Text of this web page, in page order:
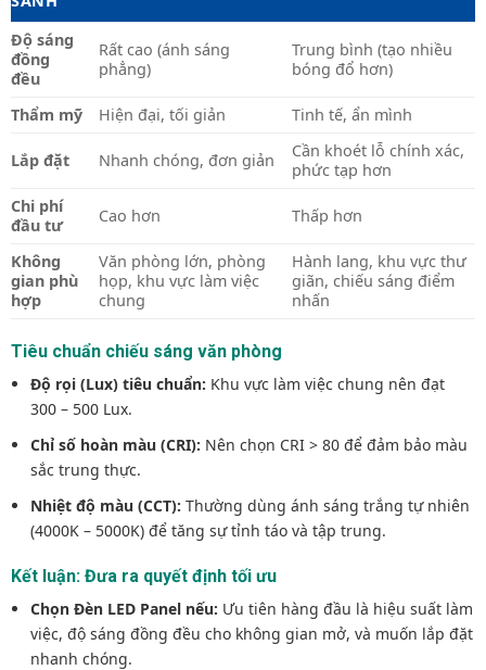
Độ sáng
đồng
đều
Rất cao (ánh sáng
phẳng)
Trung bình (tạo nhiều
bóng đổ hơn)
Thẩm mỹ Hiện đại, tối giản Tinh tế, ẩn mình
Lắp đặt Nhanh chóng, đơn giản
Cần khoét lỗ chính xác,
phức tạp hơn
Chi phí
đầu tư
Cao hơn Thấp hơn
Không
gian phù
hợp
Văn phòng lớn, phòng
họp, khu vực làm việc
chung
Hành lang, khu vực thư
giãn, chiếu sáng điểm
nhấn
Tiêu chuẩn chiếu sáng văn phòng
Độ rọi (Lux) tiêu chuẩn: Khu vực làm việc chung nên đạt
300 – 500 Lux.
Chỉ số hoàn màu (CRI): Nên chọn CRI > 80 để đảm bảo màu
sắc trung thực.
Nhiệt độ màu (CCT): Thường dùng ánh sáng trắng tự nhiên
(4000K – 5000K) để tăng sự tỉnh táo và tập trung.
Kết luận: Đưa ra quyết định tối ưu
Chọn Đèn LED Panel nếu: Ưu tiên hàng đầu là hiệu suất làm
việc, độ sáng đồng đều cho không gian mở, và muốn lắp đặt
nhanh chóng.